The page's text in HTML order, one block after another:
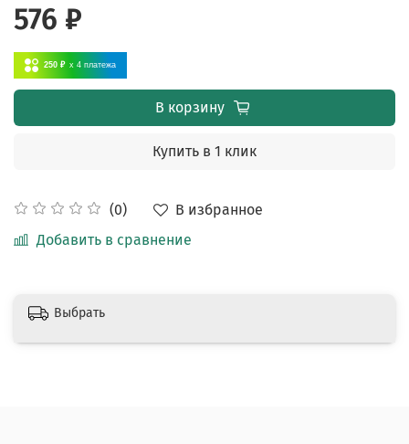
(0)
В избранное
Добавить в сравнение
576 ₽
250 ₽ x 4 платежа
В корзину
Купить в 1 клик
Выбрать